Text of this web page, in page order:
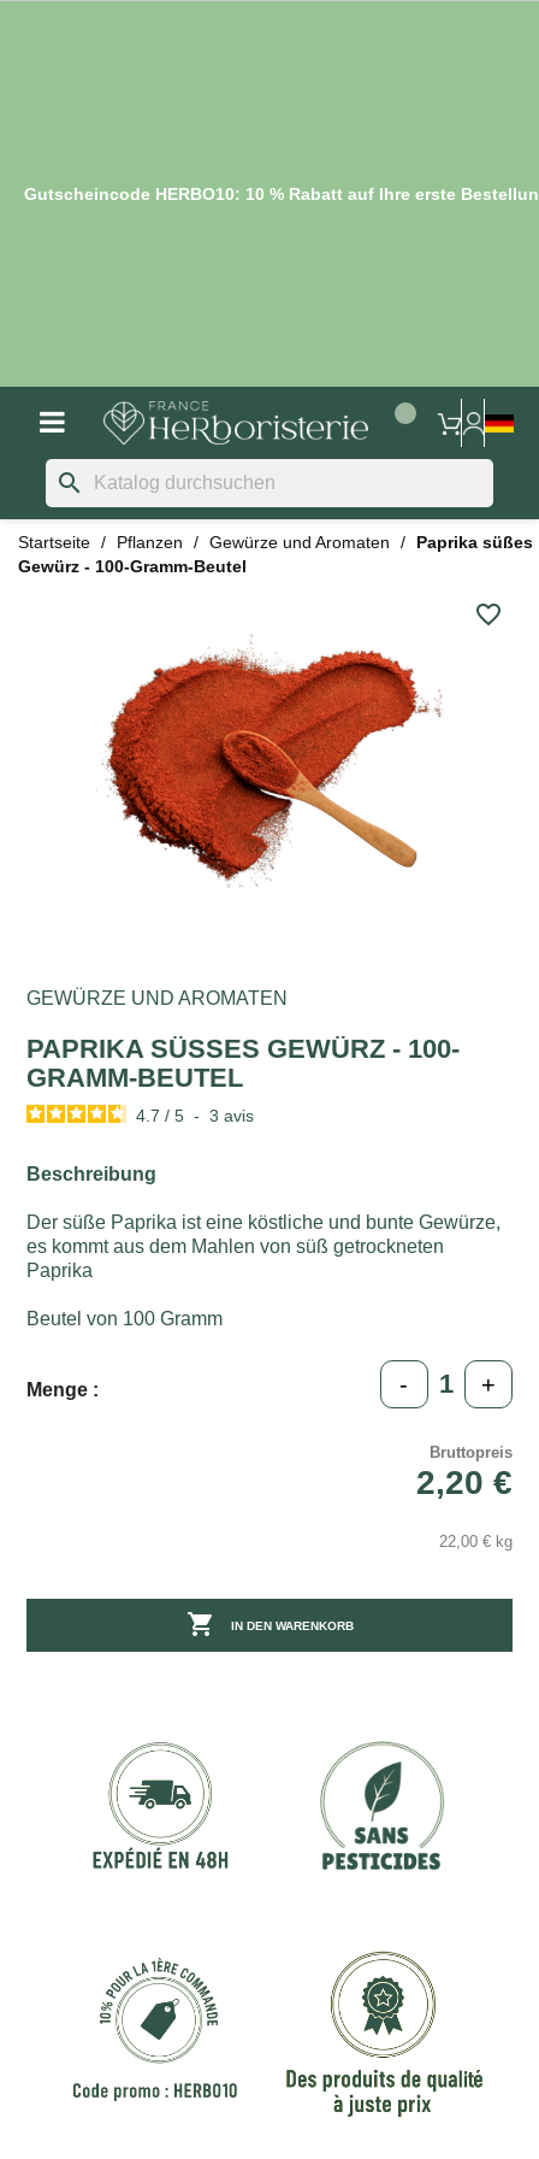
Gutscheincode HERBO10: 10 % Rabatt auf Ihre erste
search
Startseite Pflanzen Gewürze und Aromaten
Paprika süßes
Gewürz - 100-Gramm-Beutel
favorite_border
GEWÜRZE UND AROMATEN
PAPRIKA SÜSSES GEWÜRZ - 100-G
RAMM-BEUTEL
4.7 / 5 - 3avis
Beschreibung
Der süße Paprika ist eine köstliche und bunte Gewürze,
es kommt aus dem Mahlen von süß getrockneten
Paprika
Beutel von 100 Gramm
Menge : - +
Bruttopreis
2,20 €
22,00 € kg
 IN DEN WARENKORB